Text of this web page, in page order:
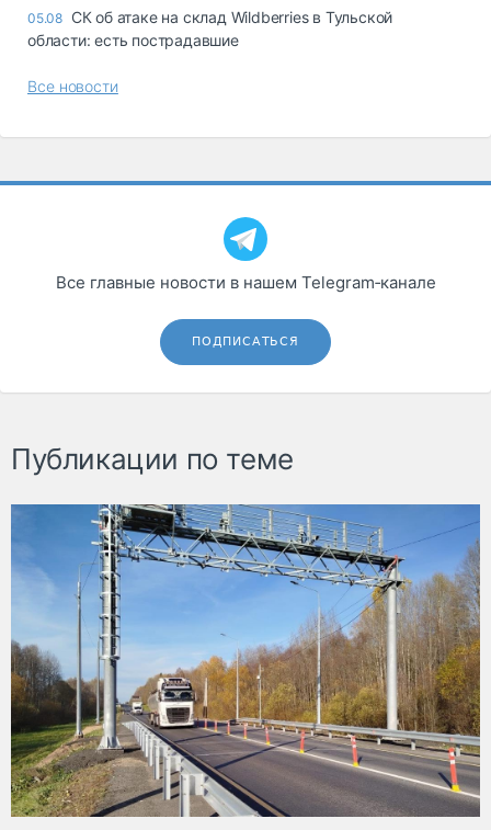
05.08 СК об атаке на склад Wildberries в Тульской
области: есть пострадавшие
Все новости
Все главные новости в нашем Telegram‑канале
ПОДПИСАТЬСЯ
Публикации по теме